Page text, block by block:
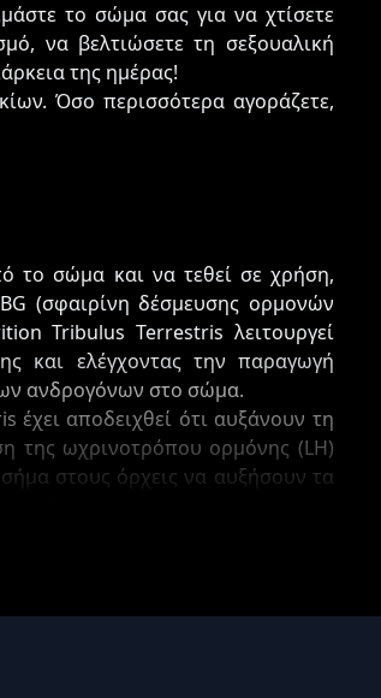
το σώμα σας για να χτίσετε
να βελτιώσετε τη σεξουαλική
της ημέρας!
Όσο περισσότερα αγοράζετε,
το σώμα και να τεθεί σε χρήση,
(σφαιρίνη δέσμευσης ορμονών
Tribulus Terrestris λειτουργεί
και ελέγχοντας την παραγωγή
ανδρογόνων στο σώμα.
έχει αποδειχθεί ότι αυξάνουν τη
της ωχρινοτρόπου ορμόνης (LH)
στους όρχεις να αυξήσουν τα
υγιή λίμπιντο και τη στυτική
της σεξουαλικής ορμής και